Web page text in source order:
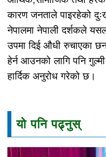
कारण जनताले पाइरहेको
नेपालमा नेपाली दर्शकले
उपमा दिई औधी रुचाएका
हेर्न आउनको लागि पनि
हार्दिक अनुरोध गरेको छ।
यो पनि पढ्नुस्